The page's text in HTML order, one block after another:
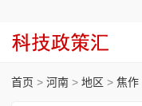
首页 > 河南 > 地区 > 焦作